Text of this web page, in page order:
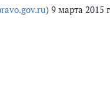
) 9 марта 2015